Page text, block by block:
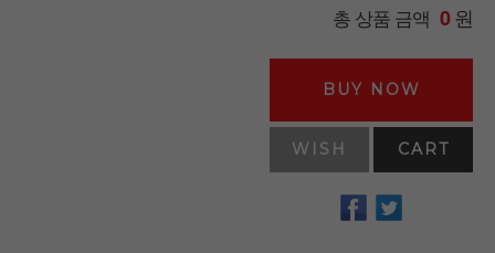
총 상품 금액 0원
BUY NOW
WISH CART